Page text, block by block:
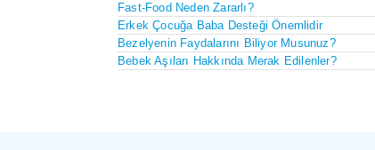
Fast-Food Neden Zararlı?
Erkek Çocuğa Baba Desteği Önemlidir
Bezelyenin Faydalarını Biliyor Musunuz?
Bebek Aşıları Hakkında Merak Edilenler?